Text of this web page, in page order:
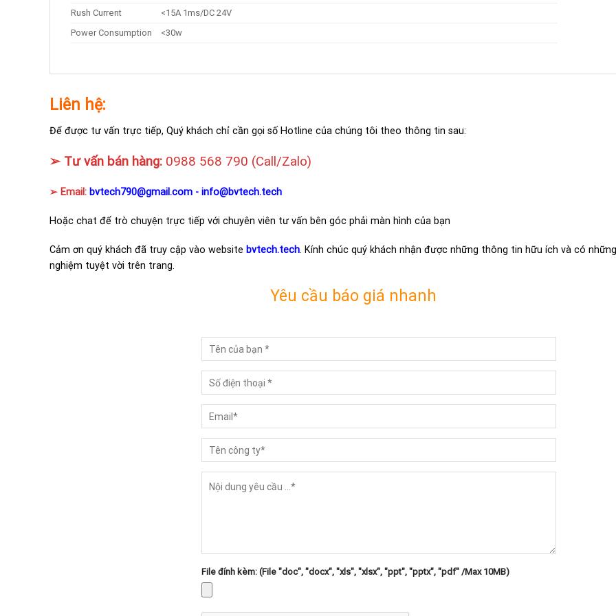
Rush Current
<15A 1ms/DC 24V
Power Consumption
<30w
Liên hệ:
Để được tư vấn trực tiếp, Quý khách chỉ cần gọi số Hotline của chúng tôi theo thông tin sau:
➢ Tư vấn bán hàng: 0988 568 790 (Call/Zalo)
➢ Email: bvtech790@gmail.com - info@bvtech.tech
Hoặc chat để trò chuyện trực tiếp với chuyên viên tư vấn bên góc phải màn hình của bạn
Cảm ơn quý khách đã truy cập vào website bvtech.tech. Kính chúc quý khách nhận được những thông tin hữu ích và có
nghiệm tuyệt vời trên trang.
Yêu cầu báo giá nhanh
File đính kèm: (File "doc", "docx", "xls", "xlsx", "ppt", "pptx", "pdf" /Max 10MB)